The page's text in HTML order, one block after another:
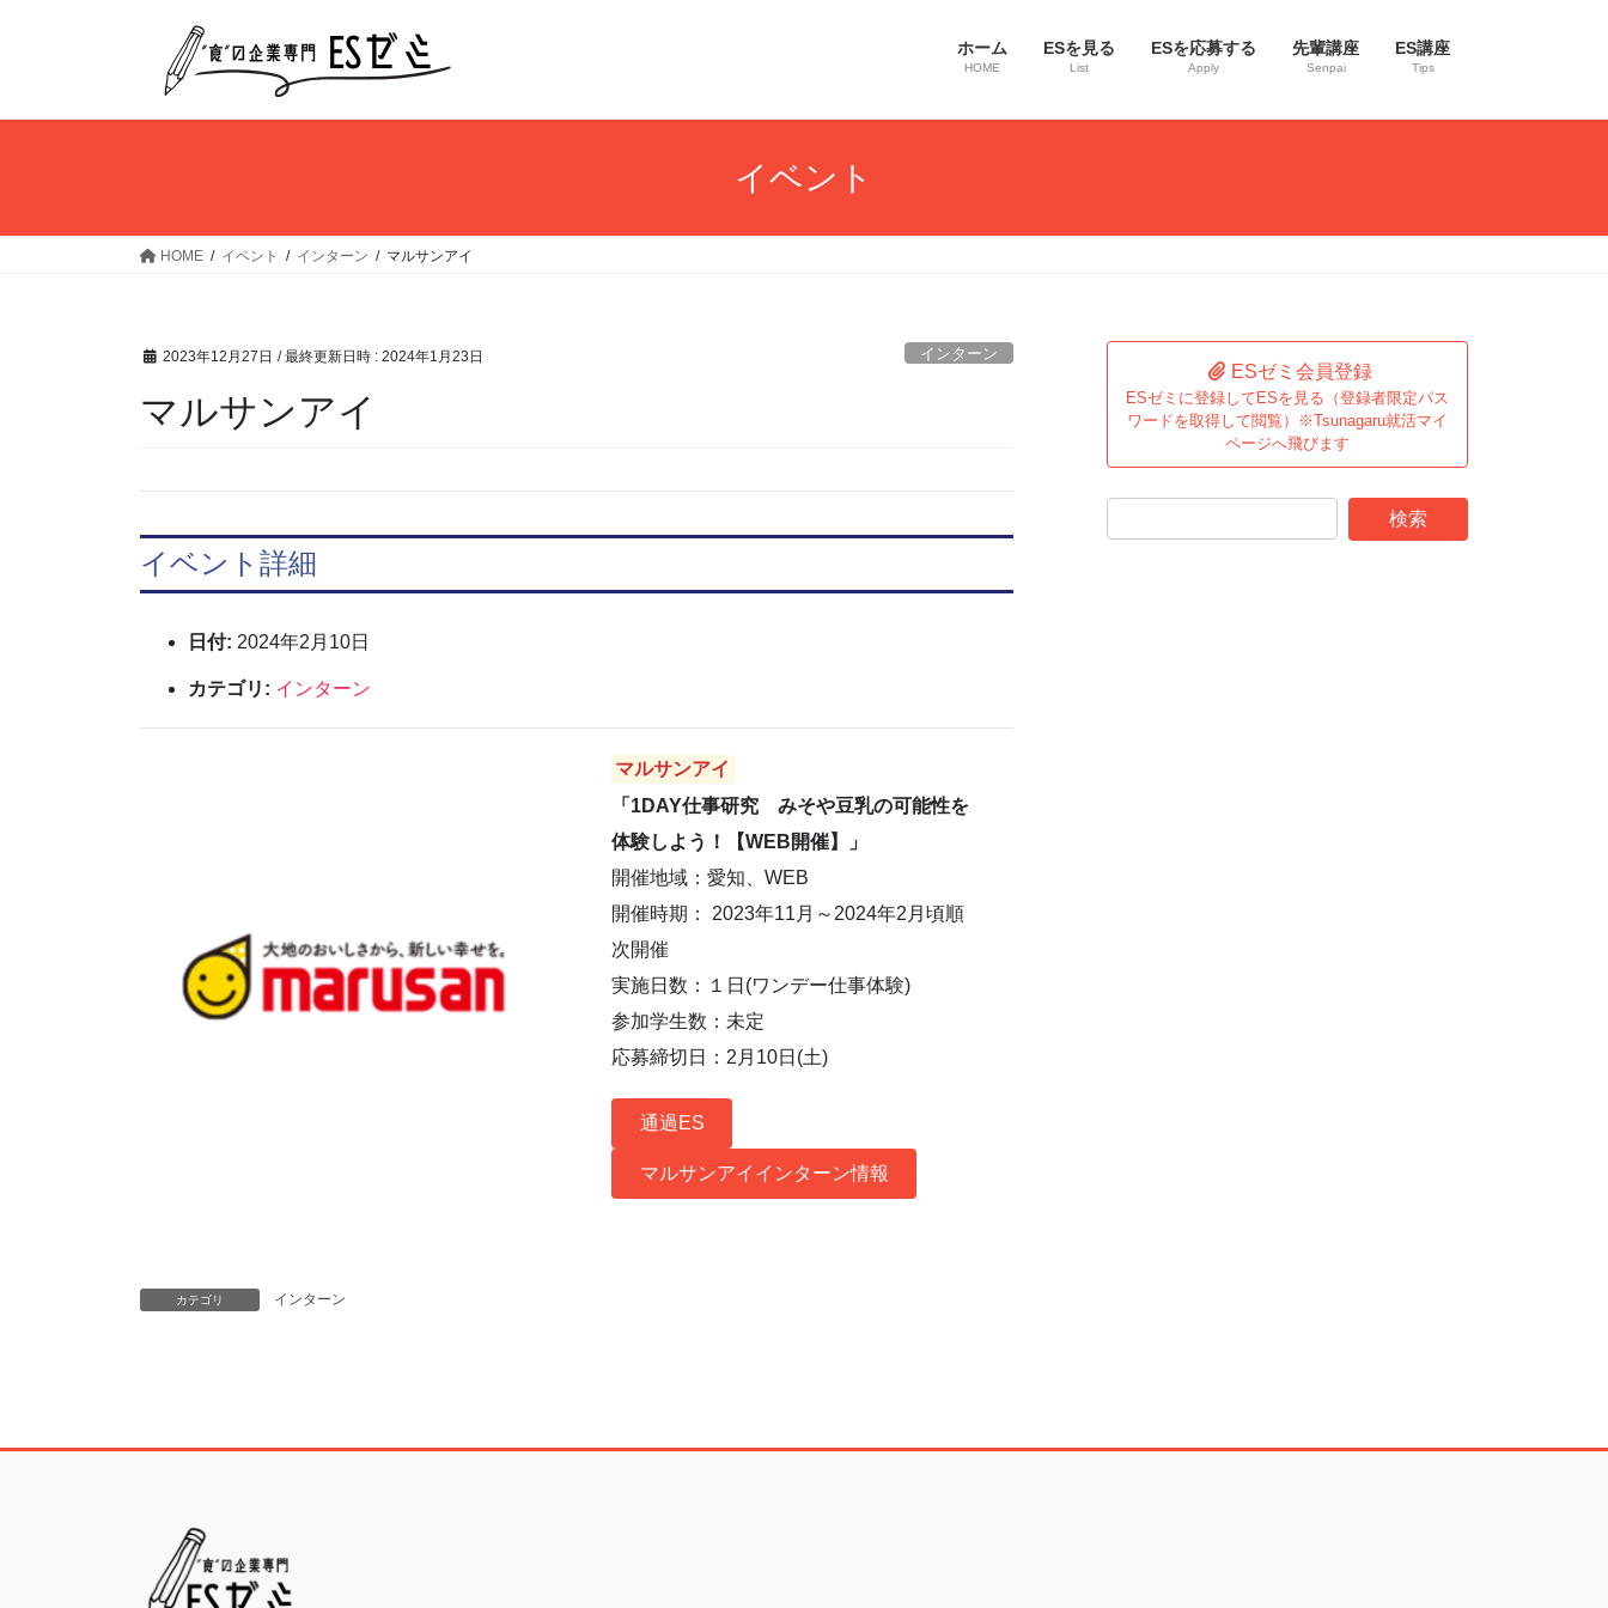
ッ
移
ホーム
HOME
ESを見る
List
ESを応募する
Apply
先輩講座
Senpai
ES講座
Tips
イベント
HOME イベント インターン マルサンアイ
2023年12月27日 / 最終更新日時 : 2024年1月23日 インターン
マルサンアイ
イベント詳細
日付: 2024年2月10日
カテゴリ: インターン
マルサンアイ
「1DAY仕事研究 みそや豆乳の可能性を
体験しよう！【WEB開催】」
開催地域：愛知、WEB
開催時期： 2023年11月～2024年2月頃順
次開催
実施日数：１日(ワンデー仕事体験)
参加学生数：未定
応募締切日：2月10日(土)
通過ES
マルサンアイインターン情報
カテゴリ インターン
ESゼミ会員登録
ESゼミに登録してESを見る（登録者限定パス
ワードを取得して閲覧）※Tsunagaru就活マイ
ページへ飛びます